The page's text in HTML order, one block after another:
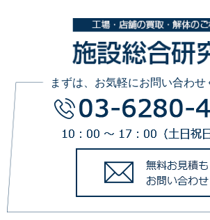
まずは、お気軽にお問い合わせ